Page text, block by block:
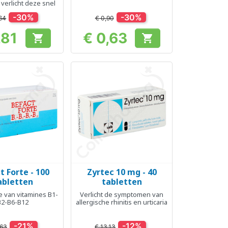
deze snel
-30%
Prijs 
€ 0,90 -30%
Prijs
€ 0,63 
bekijken
Forte - 100
van vitamines B1-
B6-B12
-21%
Snel bekijken
Zyrtec 10 mg - 40
tabletten
Verlicht de symptomen van
allergische rhinitis en urticaria
-12%